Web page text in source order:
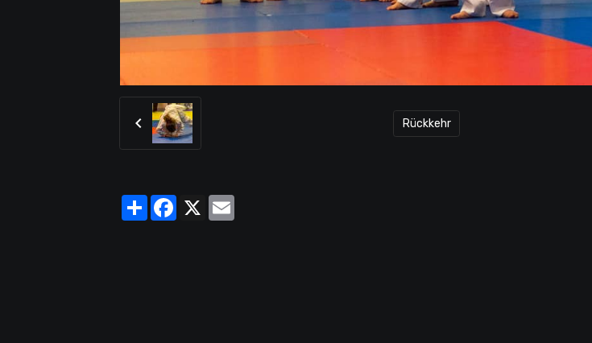
Rückkehr
PartagerFacebook
X